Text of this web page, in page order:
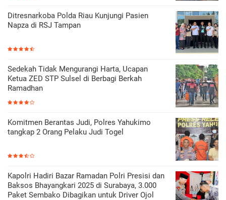
Ditresnarkoba Polda Riau Kunjungi Pasien
Napza di RSJ Tampan
Sedekah Tidak Mengurangi Harta, Ucapan
Ketua ZED STP Sulsel di Berbagi Berkah
Ramadhan
Komitmen Berantas Judi, Polres Yahukimo
tangkap 2 Orang Pelaku Judi Togel
Kapolri Hadiri Bazar Ramadan Polri Presisi dan
Baksos Bhayangkari 2025 di Surabaya, 3.000
Paket Sembako Dibagikan untuk Driver Ojol